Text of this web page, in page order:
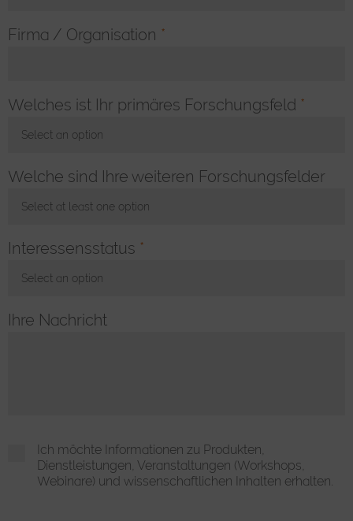
Firma / Organisation *
Welches ist Ihr primäres Forschungsfeld *
Select an option
Welche sind Ihre weiteren Forschungsfelder
Select at least one option
Interessensstatus *
Select an option
Ihre Nachricht
Ich möchte Informationen zu Produkten,
Dienstleistungen, Veranstaltungen (Workshops,
Webinare) und wissenschaftlichen Inhalten erhalten.